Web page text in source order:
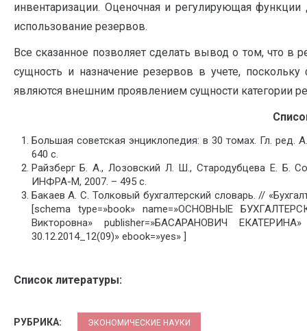
инвентаризации. Оценочная и регулирующая
использование резервов.
Все сказанное позволяет сделать вывод о том, что в
сущность и назначение резервов в учете,
являются внешним проявлением сущности категории
Большая советская энциклопедия: в 30 томах. Гл.
640 с.
Райзберг Б. А., Лозовский Л. Ш., Стародубцева Е. Б.
ИНФРА-М, 2007. – 495 с.
Бакаев А. С. Толковый бухгалтерский словарь. //
[schema type=»book» name=»ОСНОВНЫЕ
Викторовна» publisher=»БАСАРАНОВИЧ
30.12.2014_12(09)» ebook=»yes» ]
Список литературы:
РУБРИКА: ЭКОНОМИЧЕСКИЕ НАУКИ